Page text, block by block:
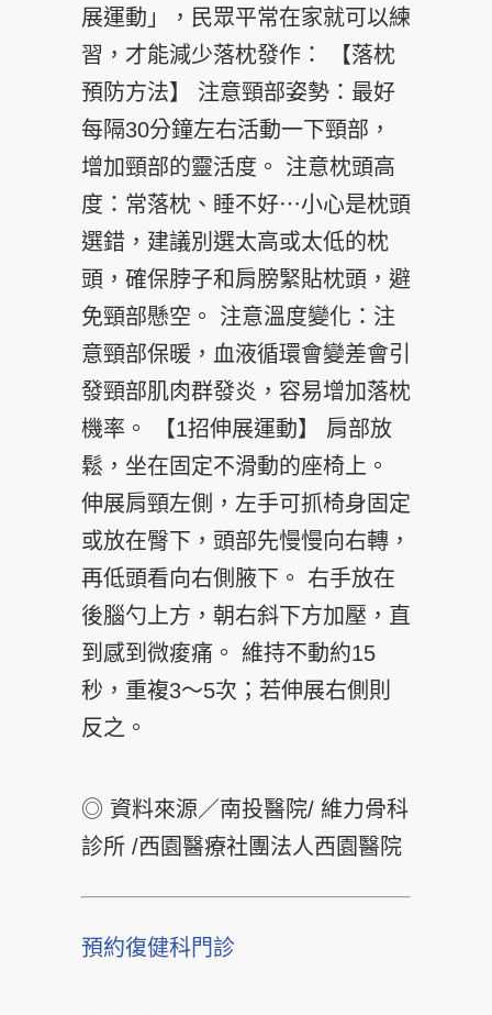
展運動」，民眾平常在家就可以練
習，才能減少落枕發作： 【落枕
預防方法】 注意頸部姿勢：最好
每隔30分鐘左右活動一下頸部，
增加頸部的靈活度。 注意枕頭高
度：常落枕、睡不好⋯小心是枕頭
選錯，建議別選太高或太低的枕
頭，確保脖子和肩膀緊貼枕頭，避
免頸部懸空。 注意溫度變化：注
意頸部保暖，血液循環會變差會引
發頸部肌肉群發炎，容易增加落枕
機率。 【1招伸展運動】 肩部放
鬆，坐在固定不滑動的座椅上。
伸展肩頸左側，左手可抓椅身固定
或放在臀下，頭部先慢慢向右轉，
再低頭看向右側腋下。 右手放在
後腦勺上方，朝右斜下方加壓，直
到感到微痠痛。 維持不動約15
秒，重複3～5次；若伸展右側則
反之。
◎ 資料來源／南投醫院/ 維力骨科
診所 /西園醫療社團法人西園醫院
預約復健科門診